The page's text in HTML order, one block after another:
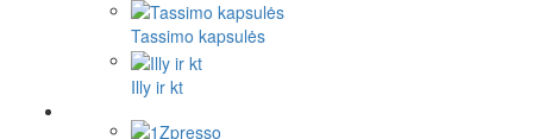
Tassimo kapsulės
Illy ir kt